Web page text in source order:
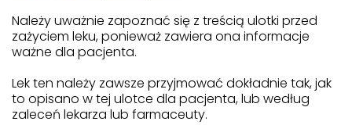
Należy uważnie zapoznać się z treścią ulotki przed
zażyciem leku, ponieważ zawiera ona informacje
ważne dla pacjenta.
Lek ten należy zawsze przyjmować dokładnie tak, jak
to opisano w tej ulotce dla pacjenta, lub według
zaleceń lekarza lub farmaceuty.